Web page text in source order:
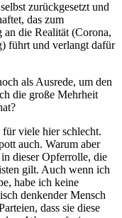
zurückgesetzt und
das zum
an die Realität (Corona,
führt und verlangt dafür
als Ausrede, um den
die große Mehrheit
viele hier schlecht.
auch. Warum aber
dieser Opferrolle, die
gilt. Auch wenn ich
habe ich keine
denkender Mensch
dass sie diese